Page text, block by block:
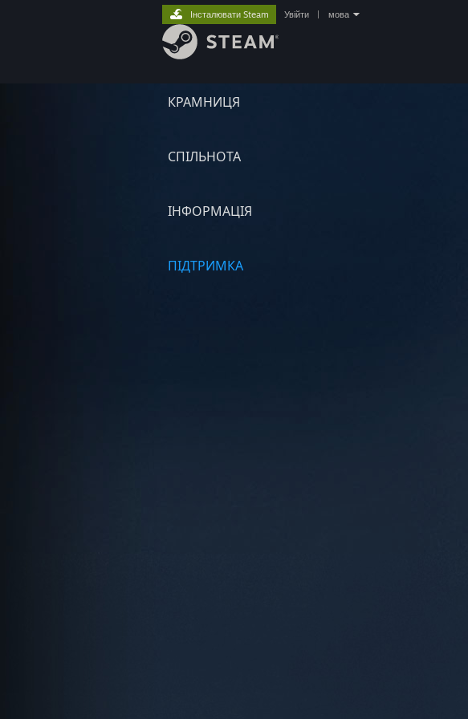
КРАМНИЦЯ
СПІЛЬНОТА
ІНФОРМАЦІЯ
ПІДТРИМКА
Інсталювати Steam Увійти мова